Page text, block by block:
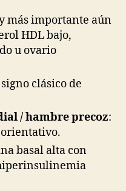
más importante aún
HDL bajo,
u ovario
clásico de
/ hambre precoz:
basal alta con